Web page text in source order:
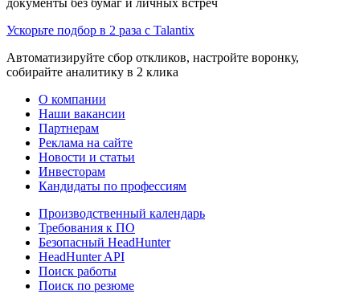
документы без бумаг и личных встреч
Ускорьте подбор в 2 раза с Talantix
Автоматизируйте сбор откликов, настройте воронку,
собирайте аналитику в 2 клика
О компании
Наши вакансии
Партнерам
Реклама на сайте
Новости и статьи
Инвесторам
Кандидаты по профессиям
Производственный календарь
Требования к ПО
Безопасный HeadHunter
HeadHunter API
Поиск работы
Поиск по резюме